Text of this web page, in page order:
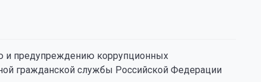
и предупреждению коррупционных
гражданской службы Российской Федерации